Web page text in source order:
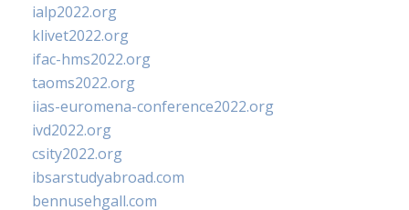
ialp2022.org
klivet2022.org
ifac-hms2022.org
taoms2022.org
iias-euromena-conference2022.org
ivd2022.org
csity2022.org
ibsarstudyabroad.com
bennusehgall.com